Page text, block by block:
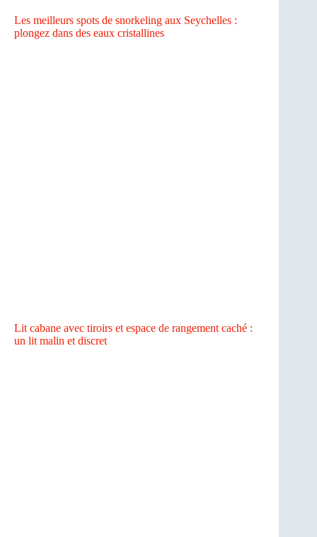
Les meilleurs spots de snorkeling aux Seychelles :
plongez dans des eaux cristallines
Lit cabane avec tiroirs et espace de rangement caché :
un lit malin et discret